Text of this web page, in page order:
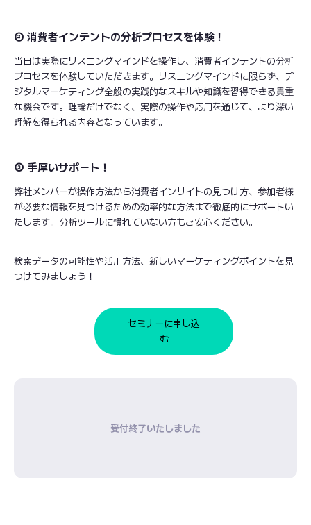
② 消費者インテントの分析プロセスを体験！
当日は実際にリスニングマインドを操作し、消費者インテントの分析
プロセスを体験していただきます。リスニングマインドに限らず、デ
ジタルマーケティング全般の実践的なスキルや知識を習得できる貴重
な機会です。理論だけでなく、実際の操作や応用を通じて、より深い
理解を得られる内容となっています。
③ 手厚いサポート！
弊社メンバーが操作方法から消費者インサイトの見つけ方、参加者様
が必要な情報を見つけるための効率的な方法まで徹底的にサポートい
たします。分析ツールに慣れていない方もご安心ください。
検索データの可能性や活用方法、新しいマーケティングポイントを見
つけてみましょう！
セミナーに申し込
む
受付終了いたしました